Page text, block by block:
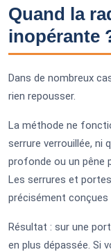
Quand la
inopérante
Dans de nombreux
rien repousser.
La méthode ne
serrure verrouillée, ni
profonde ou un pêne
Les serrures et
précisément
Résultat : sur une
en plus dépassée. Si